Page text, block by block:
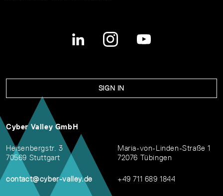
SIGN IN
Cyber Valley GmbH
Heisenbergstr. 3
70569 Stuttgart
contact@cyber-valley.de
Maria-von-Linden-Straße 1
72076 Tübingen
+49 711 689 1844